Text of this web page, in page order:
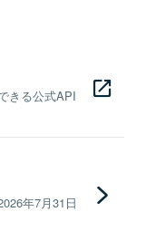
きる公式API
年7月31日